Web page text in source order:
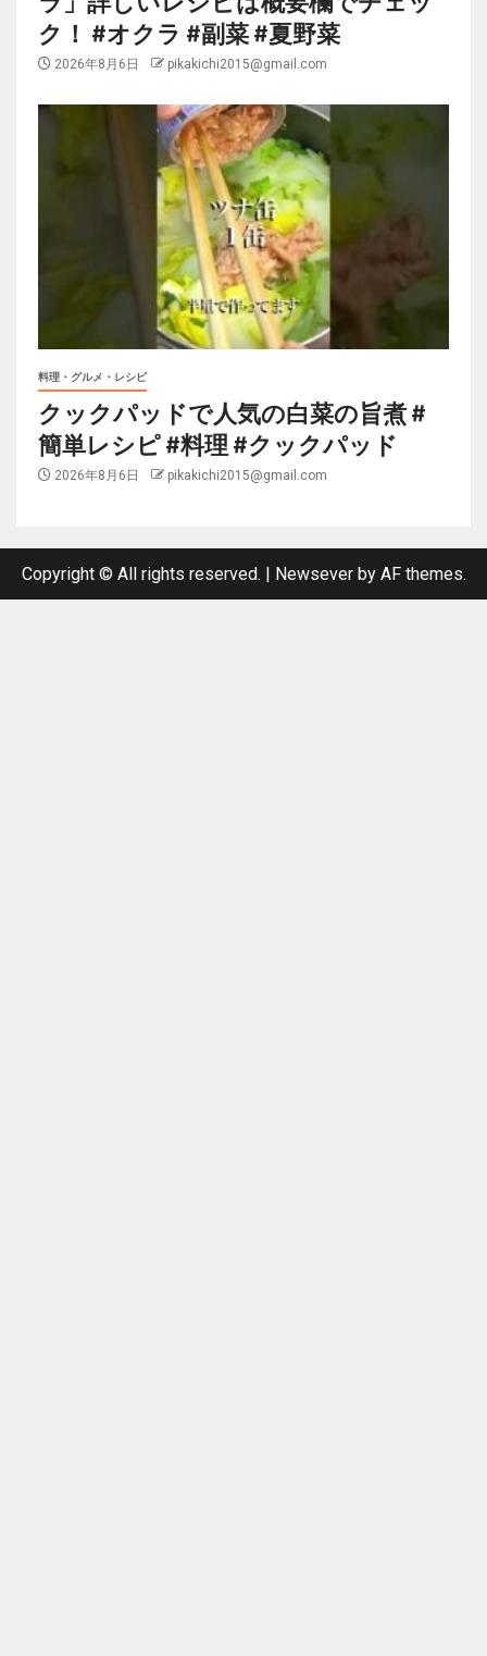
ク！ #オクラ #副菜 #夏野菜
2026年8月6日 pikakichi2015@gmail.com
料理・グルメ・レシピ
クックパッドで人気の白菜の旨煮 #
簡単レシピ #料理 #クックパッド
2026年8月6日 pikakichi2015@gmail.com
Copyright © All rights reserved. | Newseverby AF themes.